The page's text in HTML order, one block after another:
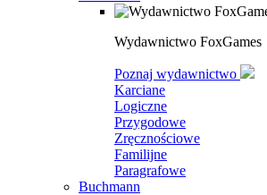
Wydawnictwo FoxGames
Poznaj wydawnictwo
Karciane
Logiczne
Przygodowe
Zręcznościowe
Familijne
Paragrafowe
Buchmann